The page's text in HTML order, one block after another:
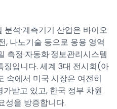
석·계측기기 산업은 바이오
, 나노기술 등으로 응용 영역
측정·자동화·정보관리시스템
입니다. 세계 3대 전시회(아
속에서 미국 시장은 여전히
받고 있고, 한국 정부 차원
성을 방증합니다.